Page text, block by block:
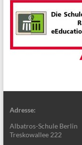
Adresse:
Albatros-Schule Berlin
Treskowallee 222